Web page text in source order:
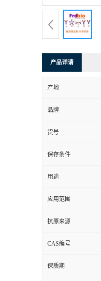
产品详请
产地
品牌
货号
保存条件
用途
应用范围
抗原来源
CAS编号
保质期